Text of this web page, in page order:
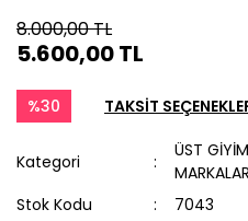
8.000,00 TL
5.600,00 TL
%30 TAKSİT
Kategori
ÜST GİYİM
MARKALAR
Stok Kodu
7043